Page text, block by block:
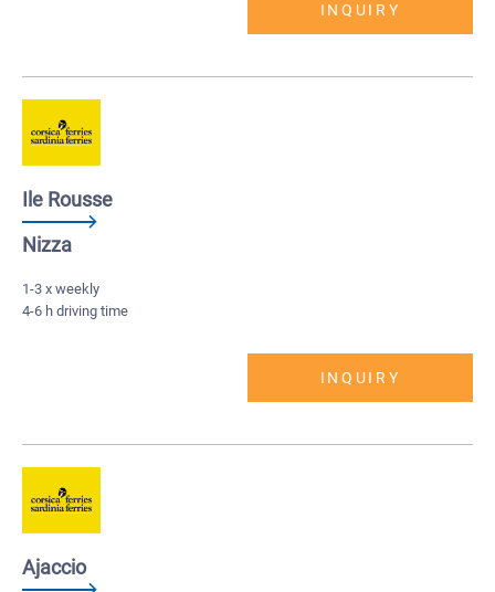
INQUIRY
Ile Rousse
Nizza
1-3 x weekly
4-6 h driving time
INQUIRY
Ajaccio